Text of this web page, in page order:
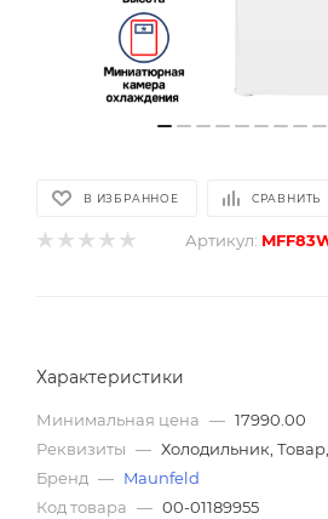
В ИЗБРАННОЕ СРАВНИТЬ
Артикул:
Характеристики
Минимальная цена — 17990.00
Реквизиты — Холодильник,
Бренд — Maunfeld
Код товара — 00-01189955